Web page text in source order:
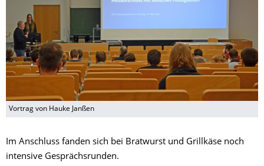
Vortrag von Hauke Janßen
Im Anschluss fanden sich bei Bratwurst und Grillkäse noch
intensive Gesprächsrunden.